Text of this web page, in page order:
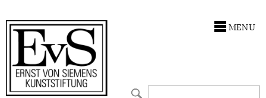
MENU
Förderphilosophie
Gremien
Ankauf
Restaurierungen